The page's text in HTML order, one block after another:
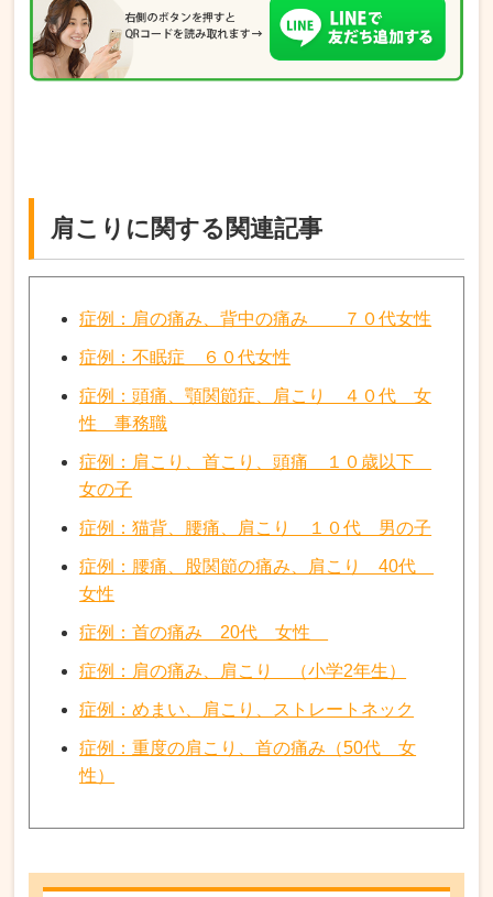
肩こりに関する関連記事
症例：肩の痛み、背中の痛み ７０代女性
症例：不眠症 ６０代女性
症例：頭痛、顎関節症、肩こり ４０代 女
性 事務職
症例：肩こり、首こり、頭痛 １０歳以下
女の子
症例：猫背、腰痛、肩こり １０代 男の子
症例：腰痛、股関節の痛み、肩こり 40代
女性
症例：首の痛み 20代 女性
症例：肩の痛み、肩こり （小学2年生）
症例：めまい、肩こり、ストレートネック
症例：重度の肩こり、首の痛み（50代 女
性）